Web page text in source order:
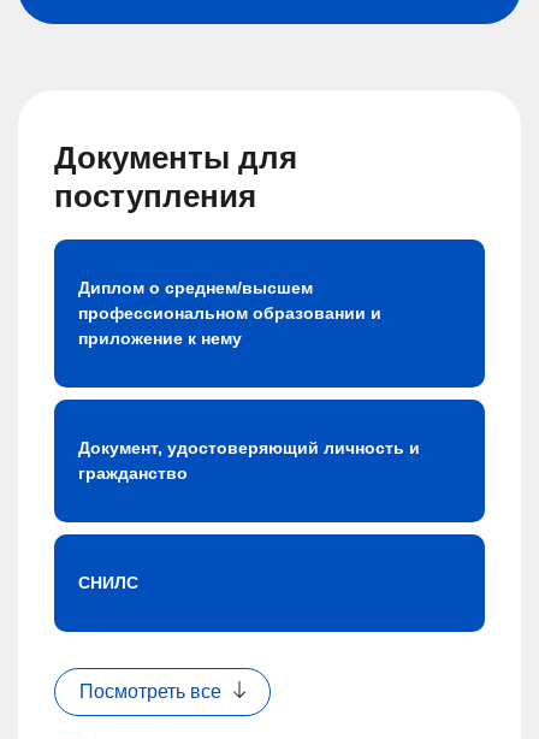
Документы для
поступления
Диплом о среднем/высшем
профессиональном образовании и
приложение к нему
Документ, удостоверяющий личность и
гражданство
СНИЛС
Посмотреть все